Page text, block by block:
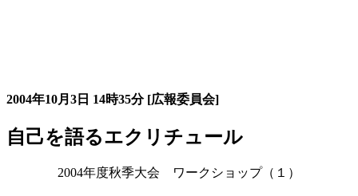
2004年10月3日 14時35分 [広報委員会]
自己を語るエクリチュール
2004年度秋季大会 ワークショップ（１）